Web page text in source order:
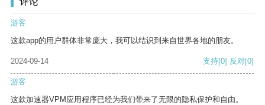
游客
这款app的用户群体非常庞大，我可以结识到来自世界各地的朋友。
2024-09-14 支持[0] 反对[0]
游客
这款加速器VPM应用程序已经为我们带来了无限的隐私保护和自由。